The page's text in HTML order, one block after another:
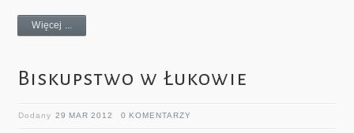
Więcej ...
Biskupstwo w Łukowie
Dodany29 MAR 2012 0 KOMENTARZY